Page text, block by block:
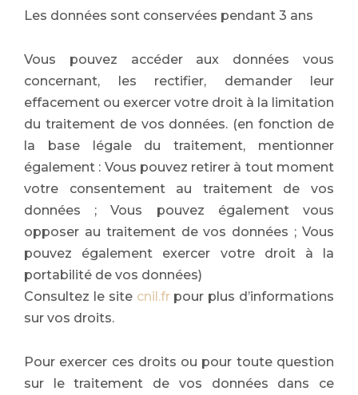
Les données sont conservées pendant 3 ans
Vous pouvez accéder aux données vous
concernant, les rectifier, demander leur
effacement ou exercer votre droit à la limitation
du traitement de vos données. (en fonction de
la base légale du traitement, mentionner
également : Vous pouvez retirer à tout moment
votre consentement au traitement de vos
données ; Vous pouvez également vous
opposer au traitement de vos données ; Vous
pouvez également exercer votre droit à la
portabilité de vos données)
Consultez le site cnil.frpour plus d’informations
sur vos droits.
Pour exercer ces droits ou pour toute question
sur le traitement de vos données dans ce